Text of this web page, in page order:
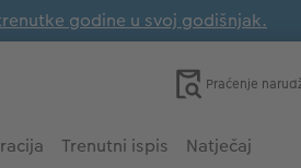
godine u svoj godišnjak.
Praćenje
Trenutni ispis Natječaj